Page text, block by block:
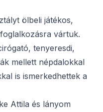
ölbeli játékos,
vártuk.
tenyeresdi,
mellett népdalokkal
is ismerkedhettek a
Attila és lányom